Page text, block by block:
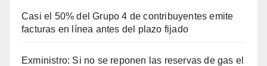
Casi el 50% del Grupo 4 de contribuyentes emite
facturas en línea antes del plazo fijado
Exministro: Si no se reponen las reservas de gas el